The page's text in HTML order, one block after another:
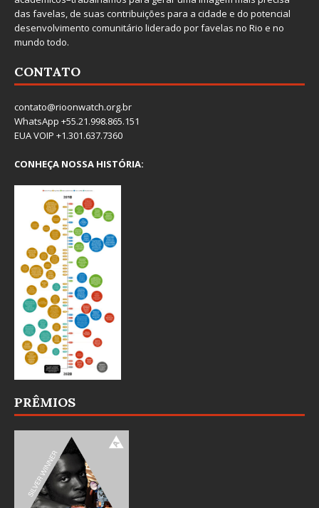
das favelas, de suas contribuições para a cidade e do potencial
desenvolvimento comunitário liderado por favelas no Rio e no
mundo todo.
CONTATO
contato@rioonwatch.org.br
WhatsApp +55.21.998.865.151
EUA VOIP +1.301.637.7360
CONHEÇA NOSSA HISTÓRIA:
PRÊMIOS